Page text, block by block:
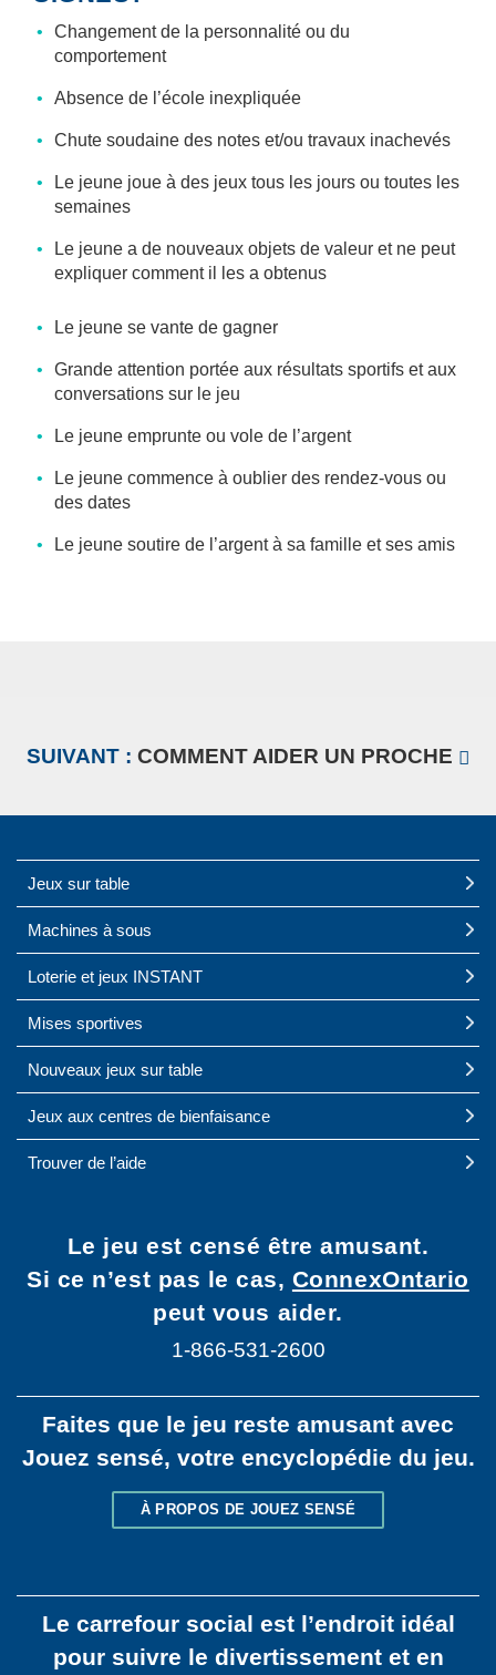
Changement de la personnalité ou du
comportement
Absence de l’école inexpliquée
Chute soudaine des notes et/ou travaux inachevés
Le jeune joue à des jeux tous les jours ou toutes les
semaines
Le jeune a de nouveaux objets de valeur et ne peut
expliquer comment il les a obtenus
Le jeune se vante de gagner
Grande attention portée aux résultats sportifs et aux
conversations sur le jeu
Le jeune emprunte ou vole de l’argent
Le jeune commence à oublier des rendez-vous ou
des dates
Le jeune soutire de l’argent à sa famille et ses amis
SUIVANT : COMMENT AIDER UN PROCHE
Jeux sur table
Machines à sous
Loterie et jeux INSTANT
Mises sportives
Nouveaux jeux sur table
Jeux aux centres de bienfaisance
Trouver de l’aide
Le jeu est censé être amusant.
Si ce n’est pas le cas, ConnexOntario
peut vous aider.
1-866-531-2600
Faites que le jeu reste amusant avec
Jouez sensé, votre encyclopédie du jeu.
À PROPOS DE JOUEZ SENSÉ
Le carrefour social est l’endroit idéal
pour suivre le divertissement et en